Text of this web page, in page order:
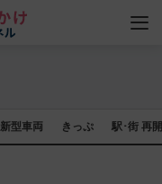
新型車両 きっぷ 駅･街 再